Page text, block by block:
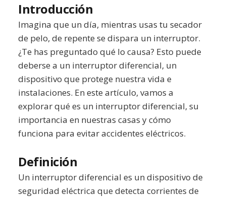
Introducción
Imagina que un día, mientras usas tu secador
de pelo, de repente se dispara un interruptor.
¿Te has preguntado qué lo causa? Esto puede
deberse a un interruptor diferencial, un
dispositivo que protege nuestra vida e
instalaciones. En este artículo, vamos a
explorar qué es un interruptor diferencial, su
importancia en nuestras casas y cómo
funciona para evitar accidentes eléctricos.
Definición
Un interruptor diferencial es un dispositivo de
seguridad eléctrica que detecta corrientes de